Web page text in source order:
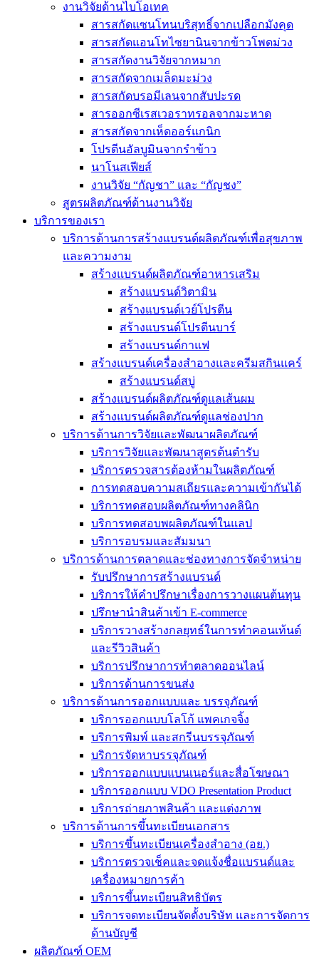
งานวิจัยด้านไบโอเทค
สารสกัดแซนโทนบริสุทธิ์จากเปลือกมังคุด
สารสกัดแอนโทไซยานินจากข้าวโพดม่วง
สารสกัดงานวิจัยจากหมาก
สารสกัดจากเมล็ดมะม่วง
สารสกัดบรอมีเลนจากสับปะรด
สารออกซีเรสเวอราทรอลจากมะหาด
สารสกัดจากเห็ดออร์แกนิก
โปรตีนอัลบูมินจากรำข้าว
นาโนสเฟียส์
งานวิจัย “กัญชา” และ “กัญชง”
สูตรผลิตภัณฑ์ด้านงานวิจัย
บริการของเรา
บริการด้านการสร้างแบรนด์ผลิตภัณฑ์เพื่อสุขภาพ
และความงาม
สร้างแบรนด์ผลิตภัณฑ์อาหารเสริม
สร้างแบรนด์วิตามิน
สร้างแบรนด์เวย์โปรตีน
สร้างแบรนด์โปรตีนบาร์
สร้างแบรนด์กาแฟ
สร้างแบรนด์เครื่องสำอางและครีมสกินแคร์
สร้างแบรนด์สบู่
สร้างแบรนด์ผลิตภัณฑ์ดูแลเส้นผม
สร้างแบรนด์ผลิตภัณฑ์ดูแลช่องปาก
บริการด้านการวิจัยและพัฒนาผลิตภัณฑ์
บริการวิจัยและพัฒนาสูตรต้นตำรับ
บริการตรวจสารต้องห้ามในผลิตภัณฑ์
การทดสอบความสเถียรและความเข้ากันได้
บริการทดสอบผลิตภัณฑ์ทางคลินิก
บริการทดสอบพผลิตภัณฑ์ในแลป
บริการอบรมและสัมมนา
บริการด้านการตลาดและช่องทางการจัดจำหน่าย
รับปรึกษาการสร้างแบรนด์
บริการให้คำปรึกษาเรื่องการวางแผนต้นทุน
ปรึกษานำสินค้าเข้า E-commerce
บริการวางสร้างกลยุทธ์ในการทำคอนเท้นต์
และรีวิวสินค้า
บริการปรึกษาการทำตลาดออนไลน์
บริการด้านการขนส่ง
บริการด้านการออกแบบและ บรรจุภัณฑ์
บริการออกแบบโลโก้ แพคเกจจิ้ง
บริการพิมพ์ และสกรีนบรรจุภัณฑ์
บริการจัดหาบรรจุภัณฑ์
บริการออกแบบแบนเนอร์และสื่อโฆษณา
บริการออกแบบ VDO Presentation Product
บริการถ่ายภาพสินค้า และแต่งภาพ
บริการด้านการขึ้นทะเบียนเอกสาร
บริการขึ้นทะเบียนเครื่องสำอาง (อย.)
บริการตรวจเช็คและจดแจ้งชื่อแบรนด์และ
เครื่องหมายการค้า
บริการขึ้นทะเบียนสิทธิบัตร
บริการจดทะเบียนจัดตั้งบริษัท และการจัดการ
ด้านบัญชี
ผลิตภัณฑ์ OEM